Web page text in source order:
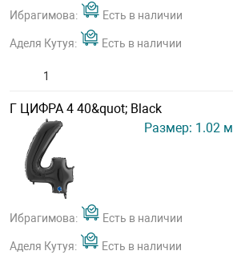
Ибрагимова: Есть в наличии
Аделя Кутуя: Есть в наличии
Г ЦИФРА 4 40&quot; Black
Размер: 1.02 м
Ибрагимова: Есть в наличии
Аделя Кутуя: Есть в наличии